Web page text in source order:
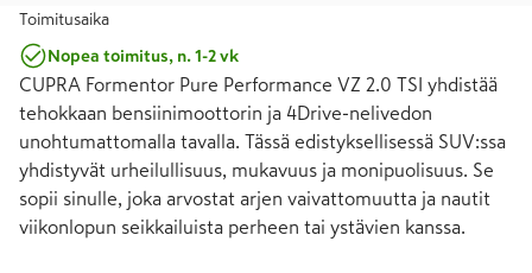
Toimitusaika
Nopea toimitus, n. 1-2 vk
CUPRA Formentor Pure Performance VZ 2.0 TSI yhdistää
tehokkaan bensiinimoottorin ja 4Drive-nelivedon
unohtumattomalla tavalla. Tässä edistyksellisessä SUV:ssa
yhdistyvät urheilullisuus, mukavuus ja monipuolisuus. Se
sopii sinulle, joka arvostat arjen vaivattomuutta ja nautit
viikonlopun seikkailuista perheen tai ystävien kanssa.